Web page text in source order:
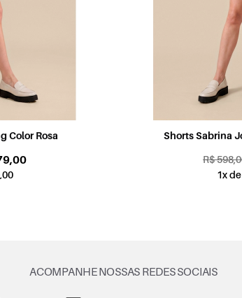
Shorts Sabrina Jogging Color
R$ 179,00
ACOMPANHE NOSSAS REDES SOCIAIS